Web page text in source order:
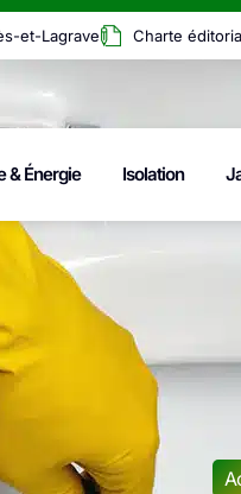
et-Lagrave Charte
& Énergie Isolation